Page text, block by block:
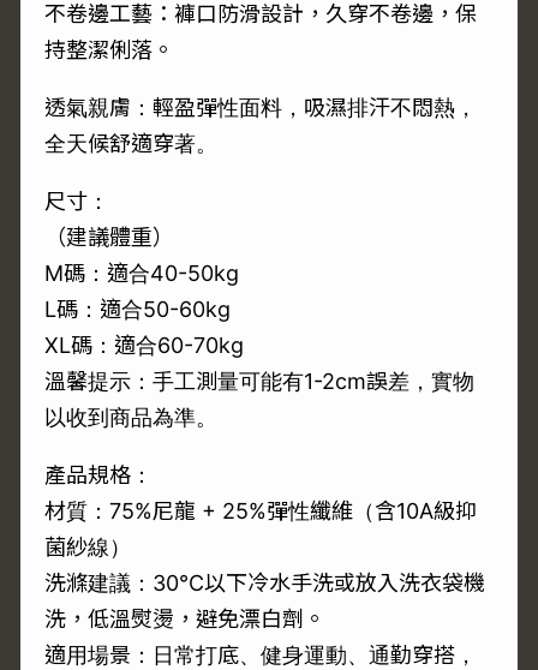
不卷邊工藝：褲口防滑設計，久穿不卷邊，保
持整潔俐落。
透氣親膚：輕盈彈性面料，吸濕排汗不悶熱，
全天候舒適穿著。
尺寸：
（建議體重）
M碼：適合40-50kg
L碼：適合50-60kg
XL碼：適合60-70kg
溫馨提示：手工測量可能有1-2cm誤差，實物
以收到商品為準。
產品規格：
材質：75%尼龍 + 25%彈性纖維（含10A級抑
菌紗線）
洗滌建議：30°C以下冷水手洗或放入洗衣袋機
洗，低溫熨燙，避免漂白劑。
適用場景：日常打底、健身運動、通勤穿搭，